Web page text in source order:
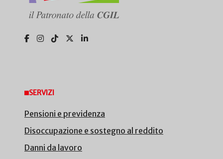
SERVIZI
Pensioni e previdenza
Disoccupazione e sostegno al reddito
Danni da lavoro